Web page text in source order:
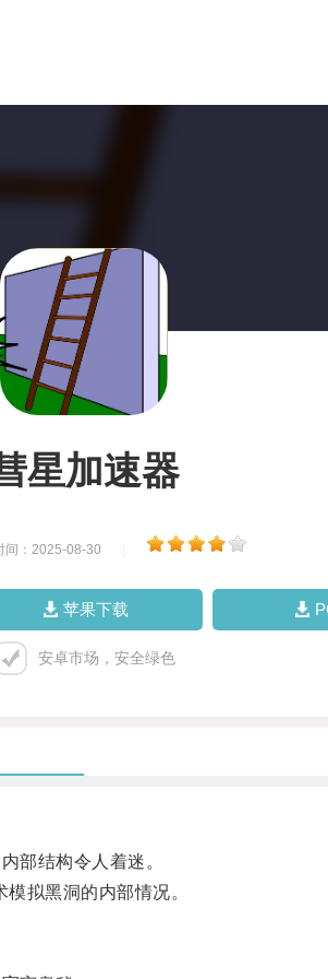
星加速器
间：2025-08-30
苹果下载
安卓市场，安全绿色
部结构令人着迷。
拟黑洞的内部情况。